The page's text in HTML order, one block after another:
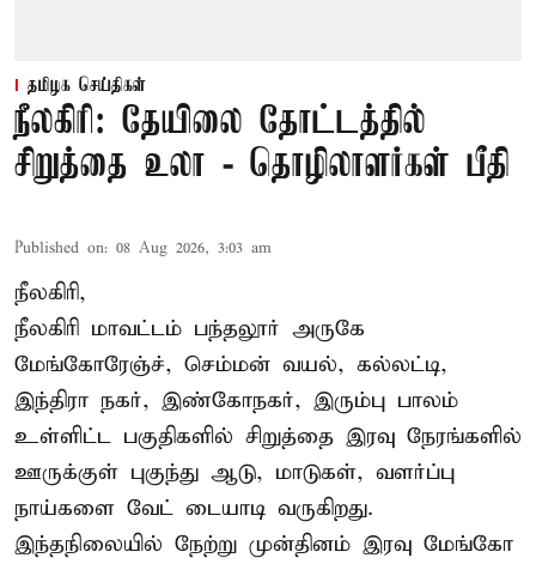
தமிழக செய்திகள்
நீலகிரி: தேயிலை தோட்டத்தில்
சிறுத்தை உலா - தொழிலாளர்கள் பீதி
Published on: 08 Aug 2026, 3:03 am
நீலகிரி,
நீலகிரி மாவட்டம் பந்தலூர் அருகே
மேங்கோரேஞ்ச், செம்மன் வயல், கல்லட்டி,
இந்திரா நகர், இண்கோநகர், இரும்பு பாலம்
உள்ளிட்ட பகுதிகளில் சிறுத்தை இரவு நேரங்களில்
ஊருக்குள் புகுந்து ஆடு, மாடுகள், வளர்ப்பு
நாய்களை வேட் டையாடி வருகிறது.
இந்தநிலையில் நேற்று முன்தினம் இரவு மேங்கோ